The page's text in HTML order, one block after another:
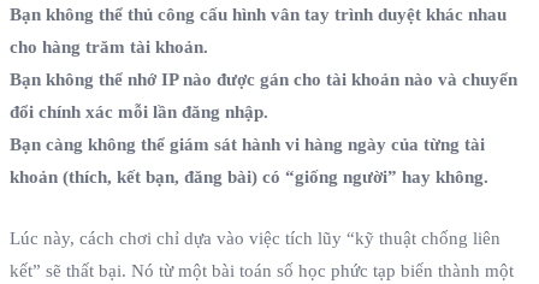
Bạn không thể thủ công cấu hình vân tay trình duyệt khác nhau
cho hàng trăm tài khoản.
Bạn không thể nhớ IP nào được gán cho tài khoản nào và chuyển
đổi chính xác mỗi lần đăng nhập.
Bạn càng không thể giám sát hành vi hàng ngày của từng tài
khoản (thích, kết bạn, đăng bài) có “giống người” hay không.
Lúc này, cách chơi chỉ dựa vào việc tích lũy “kỹ thuật chống liên
kết” sẽ thất bại. Nó từ một bài toán số học phức tạp biến thành một